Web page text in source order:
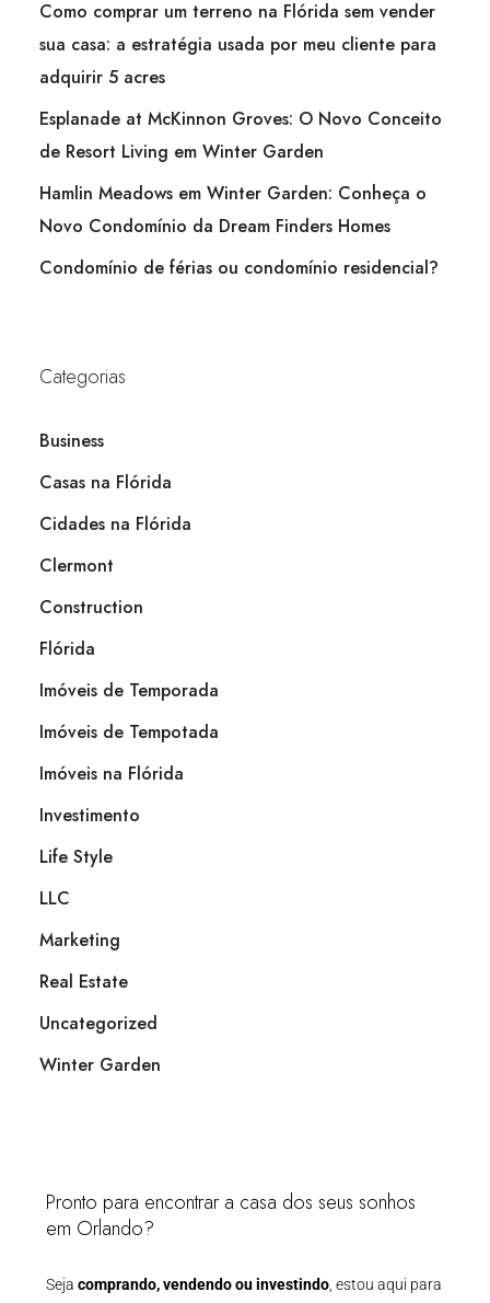
Como comprar um terreno na Flórida sem vender
sua casa: a estratégia usada por meu cliente para
adquirir 5 acres
Esplanade at McKinnon Groves: O Novo Conceito
de Resort Living em Winter Garden
Hamlin Meadows em Winter Garden: Conheça o
Novo Condomínio da Dream Finders Homes
Condomínio de férias ou condomínio residencial?
Categorias
Business
Casas na Flórida
Cidades na Flórida
Clermont
Construction
Flórida
Imóveis de Temporada
Imóveis de Tempotada
Imóveis na Flórida
Investimento
Life Style
LLC
Marketing
Real Estate
Uncategorized
Winter Garden
Pronto para encontrar a casa dos seus sonhos
em Orlando?
Seja comprando, vendendo ou investindo , estou aqui para